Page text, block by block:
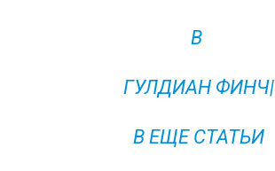
В
ГУЛДИАН ФИНЧ|
В ЕЩЕ СТАТЬИ